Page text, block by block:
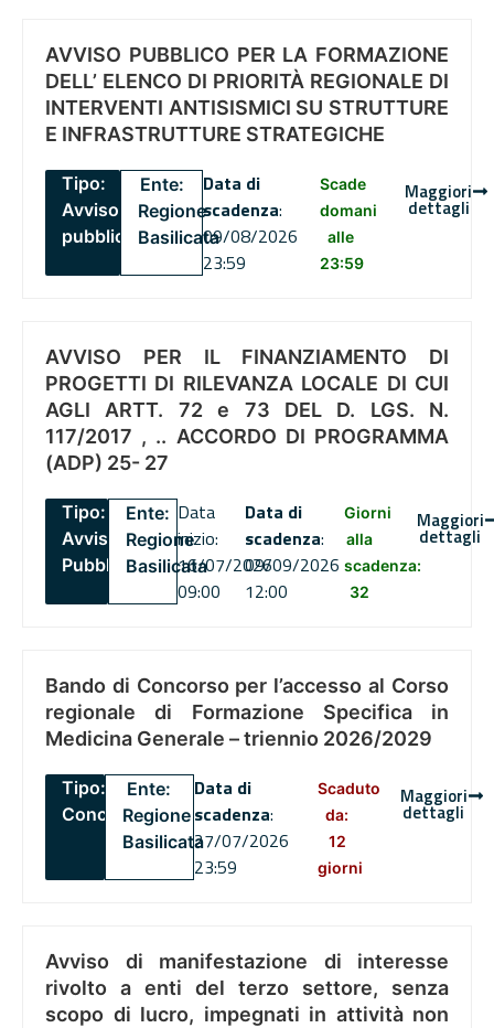
AVVISO PUBBLICO PER LA FORMAZIONE
DELL’ ELENCO DI PRIORITÀ REGIONALE DI
INTERVENTI ANTISISMICI SU STRUTTURE
E INFRASTRUTTURE STRATEGICHE
Tipo:
Avviso
pubblico
Ente:
Regione
Basilicata
Data di
scadenza:
09/08/2026
23:59
Scade
domani
alle
23:59
Maggiori
dettagli
AVVISO PER IL FINANZIAMENTO DI
PROGETTI DI RILEVANZA LOCALE DI CUI
AGLI ARTT. 72 e 73 DEL D. LGS. N.
117/2017 , .. ACCORDO DI PROGRAMMA
(ADP) 25- 27
Tipo:
Avviso
Pubblico
Ente:
Regione
Basilicata
Data
inizio:
16/07/2026
09:00
Data di
scadenza:
09/09/2026
12:00
Giorni
alla
scadenza:
32
Maggiori
dettagli
Bando di Concorso per l’accesso al Corso
regionale di Formazione Specifica in
Medicina Generale – triennio 2026/2029
Tipo:
Concorsi
Ente:
Regione
Basilicata
Data di
scadenza:
27/07/2026
23:59
Scaduto
da:
12
giorni
Maggiori
dettagli
Avviso di manifestazione di interesse
rivolto a enti del terzo settore, senza
scopo di lucro, impegnati in attività non